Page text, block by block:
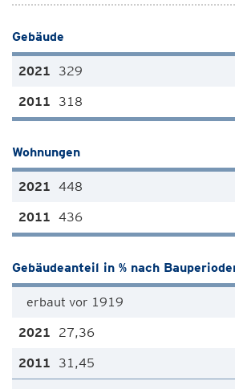
Gebäude
329
318
Wohnungen
448
436
Gebäudeanteil in % nach
erbaut vor 1919
27,36
31,45